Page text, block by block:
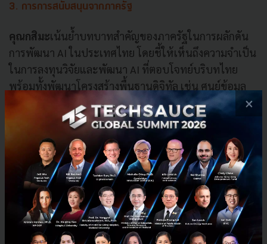
3. การการสนับสนุนจากภาครัฐ
คุณกสิมะเน้นย้ำบทบาทสำคัญของภาครัฐในการผลักดัน
การพัฒนา AI ในประเทศไทย โดยชี้ให้เห็นถึงความจำเป็น
ในการลงทุนวิจัยและพัฒนา AI ที่ตอบโจทย์บริบทไทย
พร้อมทั้งพัฒนาโครงสร้างพื้นฐานดิจิทัล เช่น ศูนย์ข้อมูล
และระบบคลาวด์ที่ปลอดภัย ควบคู่กับการกำหนดนโยบาย
ที่เหมาะสม หลีกเลี่ยงการลอกเลียนแบบจากต่างประเทศที่
อาจไม่สอดคล้องกับความต้องการของไทย
นอกจากนี้ การออกกฎระเบียบที่สมดุล สนับสนุนนวัตกรรม
แต่ยังคำนึงถึงความปลอดภัย จริยธรรม และความเป็นส่วน
ตัว จะช่วยวางรากฐานการพัฒนา AI อย่างยั่งยืน
×